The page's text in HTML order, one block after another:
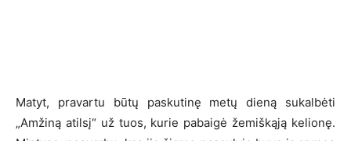
Matyt, pravartu būtų paskutinę metų dieną sukalbėti
„Amžiną atilsį“ už tuos, kurie pabaigė žemiškąją kelionę.